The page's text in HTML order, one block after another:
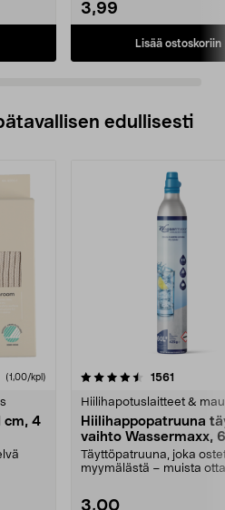
3,99
Lisää ostoskoriin
edullisesti
(1,00/kpl)
cm, 4
1561
Hiilihapotuslaitteet &
Hiilihappopatruuna
vaihto Wassermaxx,
Täyttöpatruuna, joka
myymälästä – muista
3,00
4.5viidestä